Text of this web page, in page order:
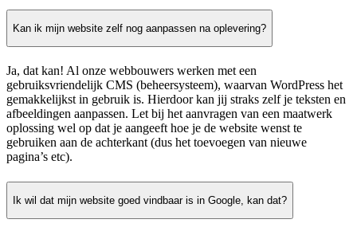
Kan ik mijn website zelf nog aanpassen na oplevering?
Ja, dat kan! Al onze webbouwers werken met een
gebruiksvriendelijk CMS (beheersysteem), waarvan WordPress het
gemakkelijkst in gebruik is. Hierdoor kan jij straks zelf je teksten en
afbeeldingen aanpassen. Let bij het aanvragen van een maatwerk
oplossing wel op dat je aangeeft hoe je de website wenst te
gebruiken aan de achterkant (dus het toevoegen van nieuwe
pagina’s etc).
Ik wil dat mijn website goed vindbaar is in Google, kan dat?